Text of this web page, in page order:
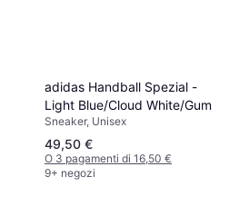
adidas Handball Spezial -
Light Blue/Cloud White/Gum
Sneaker, Unisex
49,50 €
O 3 pagamenti di 16,50 €
9+ negozi